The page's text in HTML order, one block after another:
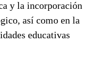
y la incorporación
así como en la
educativas